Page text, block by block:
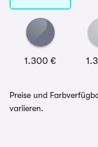
1.300 €
Preise und
variieren.